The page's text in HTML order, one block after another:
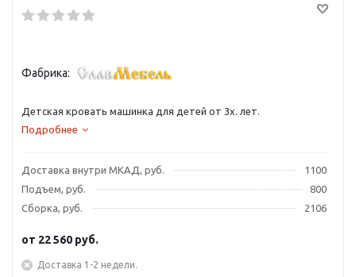
Фабрика:
Детская кровать машинка для детей от 3х. лет.
Подробнее
Доставка внутри МКАД, руб.
1100
Подъем, руб.
800
Сборка, руб.
2106
от 22 560 руб.
Доставка 1-2 недели.